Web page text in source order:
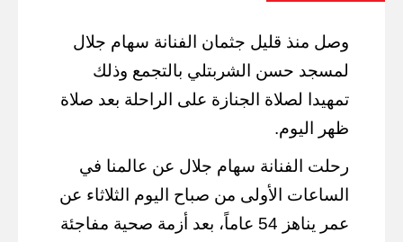
وصل منذ قليل جثمان الفنانة سهام جلال
لمسجد حسن الشربتلي بالتجمع وذلك
تمهيدا لصلاة الجنازة على الراحلة بعد صلاة
ظهر اليوم.
رحلت الفنانة سهام جلال عن عالمنا في
الساعات الأولى من صباح اليوم الثلاثاء عن
عمر يناهز 54 عاماً، بعد أزمة صحية مفاجئة